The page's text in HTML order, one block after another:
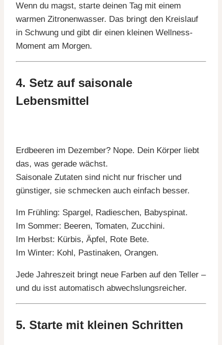
Wenn du magst, starte deinen Tag mit einem
warmen Zitronenwasser. Das bringt den Kreislauf
in Schwung und gibt dir einen kleinen Wellness-
Moment am Morgen.
4. Setz auf saisonale
Lebensmittel
Erdbeeren im Dezember? Nope. Dein Körper liebt
das, was gerade wächst.
Saisonale Zutaten sind nicht nur frischer und
günstiger, sie schmecken auch einfach besser.
Im Frühling: Spargel, Radieschen, Babyspinat.
Im Sommer: Beeren, Tomaten, Zucchini.
Im Herbst: Kürbis, Äpfel, Rote Bete.
Im Winter: Kohl, Pastinaken, Orangen.
Jede Jahreszeit bringt neue Farben auf den Teller –
und du isst automatisch abwechslungsreicher.
5. Starte mit kleinen Schritten